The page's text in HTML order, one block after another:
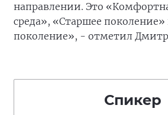
направлении. Это
среда», «Старшее поколение»
поколение», - отметил
Спикер